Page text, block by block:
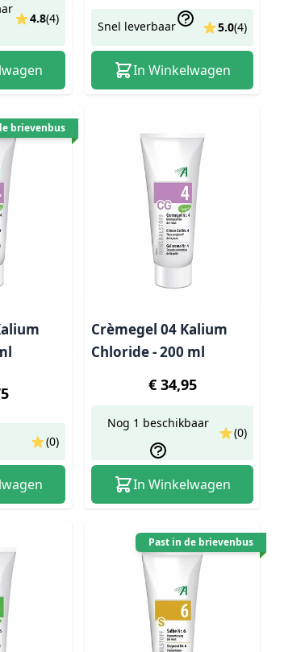
4.8(4)
Snel leverbaar 5.0(4)
In Winkelwagen
brievenbus
(0)
Crèmegel 04 Kalium
Chloride - 200 ml
€ 34,95
Nog 1 beschikbaar
(0)
In Winkelwagen
Past in de brievenbus